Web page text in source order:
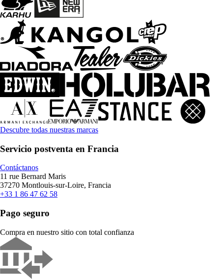
Descubre todas nuestras marcas
Servicio postventa en Francia
Contáctanos
11 rue Bernard Maris
37270 Montlouis-sur-Loire, Francia
+33 1 86 47 62 58
Pago seguro
Compra en nuestro sitio con total confianza